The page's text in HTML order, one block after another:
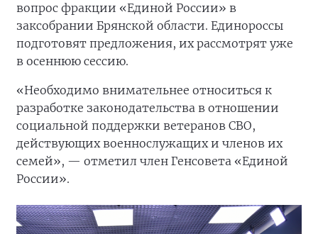
вопрос фракции «Единой России» в
заксобрании Брянской области. Единороссы
подготовят предложения, их рассмотрят уже
в осеннюю сессию.
«Необходимо внимательнее относиться к
разработке законодательства в отношении
социальной поддержки ветеранов СВО,
действующих военнослужащих и членов их
семей», — отметил член Генсовета «Единой
России».